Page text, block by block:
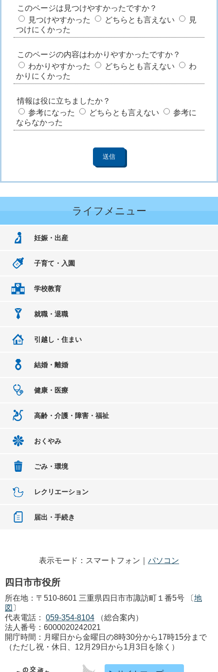
このページは見つけやすかったですか？
見つけやすかった
どちらとも言えない
見
つけにくかった
このページの内容はわかりやすかったですか？
わかりやすかった
どちらとも言えない
わ
かりにくかった
情報は役に立ちましたか？
参考になった
どちらとも言えない
参考に
ならなかった
ライフメニュー
妊娠・出産
子育て・入園
学校教育
就職・退職
引越し・住まい
結婚・離婚
健康・医療
高齢・介護・障害・福祉
おくやみ
ごみ・環境
レクリエーション
届出・手続き
表示モード：スマートフォン｜ パソコン
四日市市役所
所在地：〒510-8601 三重県四日市市諏訪町１番5号 〔地
図 〕
代表電話：
059-354-8104
（総合案内）
法人番号：6000020242021
開庁時間：月曜日から金曜日の8時30分から17時15分まで
（ただし祝・休日、12月29日から1月3日を除く）